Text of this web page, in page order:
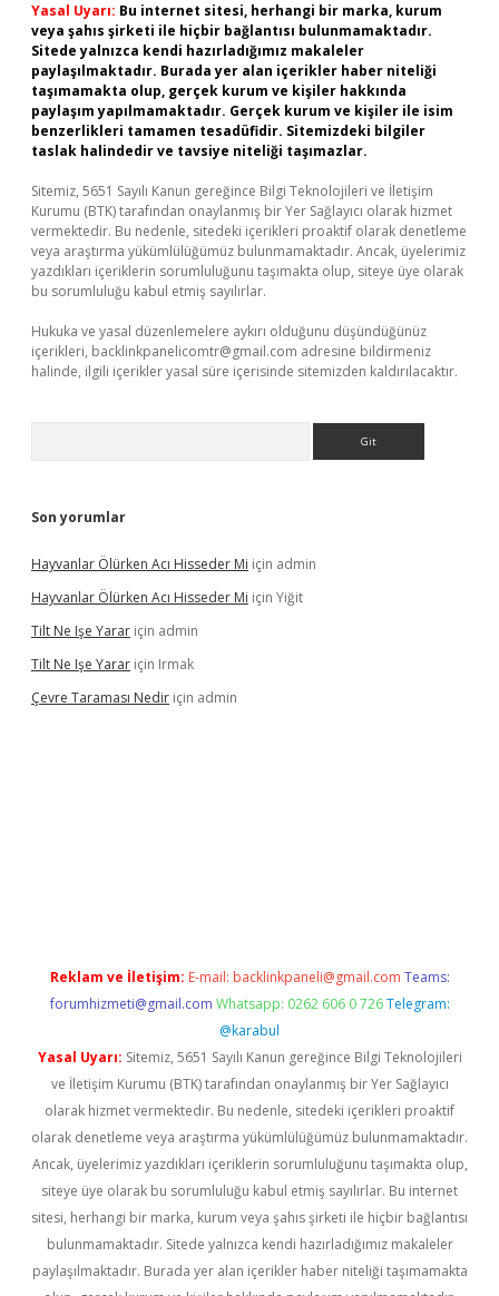
Yasal Uyarı: Bu internet sitesi, herhangi bir marka, kurum
veya şahıs şirketi ile hiçbir bağlantısı bulunmamaktadır.
Sitede yalnızca kendi hazırladığımız makaleler
paylaşılmaktadır. Burada yer alan içerikler haber niteliği
taşımamakta olup, gerçek kurum ve kişiler hakkında
paylaşım yapılmamaktadır. Gerçek kurum ve kişiler ile isim
benzerlikleri tamamen tesadüfidir. Sitemizdeki bilgiler
taslak halindedir ve tavsiye niteliği taşımazlar.
Sitemiz, 5651 Sayılı Kanun gereğince Bilgi Teknolojileri ve İletişim
Kurumu (BTK) tarafından onaylanmış bir Yer Sağlayıcı olarak hizmet
vermektedir. Bu nedenle, sitedeki içerikleri proaktif olarak denetleme
veya araştırma yükümlülüğümüz bulunmamaktadır. Ancak, üyelerimiz
yazdıkları içeriklerin sorumluluğunu taşımakta olup, siteye üye olarak
bu sorumluluğu kabul etmiş sayılırlar.
Hukuka ve yasal düzenlemelere aykırı olduğunu düşündüğünüz
içerikleri, backlinkpanelicomtr@gmail.com adresine bildirmeniz
halinde, ilgili içerikler yasal süre içerisinde sitemizden kaldırılacaktır.
Son yorumlar
Hayvanlar Ölürken Acı Hisseder Mi için admin
Hayvanlar Ölürken Acı Hisseder Mi için Yiğit
Tilt Ne Işe Yarar için admin
Tilt Ne Işe Yarar için Irmak
Çevre Taraması Nedir için admin
Reklam ve İletişim: E-mail: backlinkpaneli@gmail.com Teams:
forumhizmeti@gmail.com Whatsapp: 0262 606 0 726 Telegram:
@karabul
Yasal Uyarı: Sitemiz, 5651 Sayılı Kanun gereğince Bilgi Teknolojileri
ve İletişim Kurumu (BTK) tarafından onaylanmış bir Yer Sağlayıcı
olarak hizmet vermektedir. Bu nedenle, sitedeki içerikleri proaktif
olarak denetleme veya araştırma yükümlülüğümüz bulunmamaktadır.
Ancak, üyelerimiz yazdıkları içeriklerin sorumluluğunu taşımakta olup,
siteye üye olarak bu sorumluluğu kabul etmiş sayılırlar. Bu internet
sitesi, herhangi bir marka, kurum veya şahıs şirketi ile hiçbir bağlantısı
bulunmamaktadır. Sitede yalnızca kendi hazırladığımız makaleler
paylaşılmaktadır. Burada yer alan içerikler haber niteliği taşımamakta